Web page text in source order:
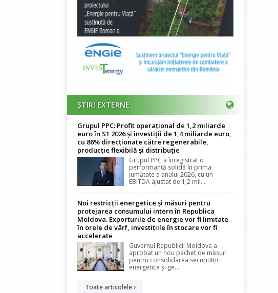
ȘTIRI EXTERNE
Grupul PPC: Profit operațional de 1,2 miliarde
euro în S1 2026 și investiții de 1,4 miliarde euro,
cu 86% direcționate către regenerabile,
producție flexibilă și distribuție
Grupul PPC a înregistrat o
performanță solidă în prima
jumătate a anului 2026, cu un
EBITDA ajustat de 1,2 mil...
Noi restricții energetice și măsuri pentru
protejarea consumului intern în Republica
Moldova. Exporturile de energie vor fi limitate
în orele de vârf, investițiile în stocare vor fi
accelerate
Guvernul Republicii Moldova a
aprobat un nou pachet de măsuri
pentru consolidarea securității
energetice și ge...
Toate articolele